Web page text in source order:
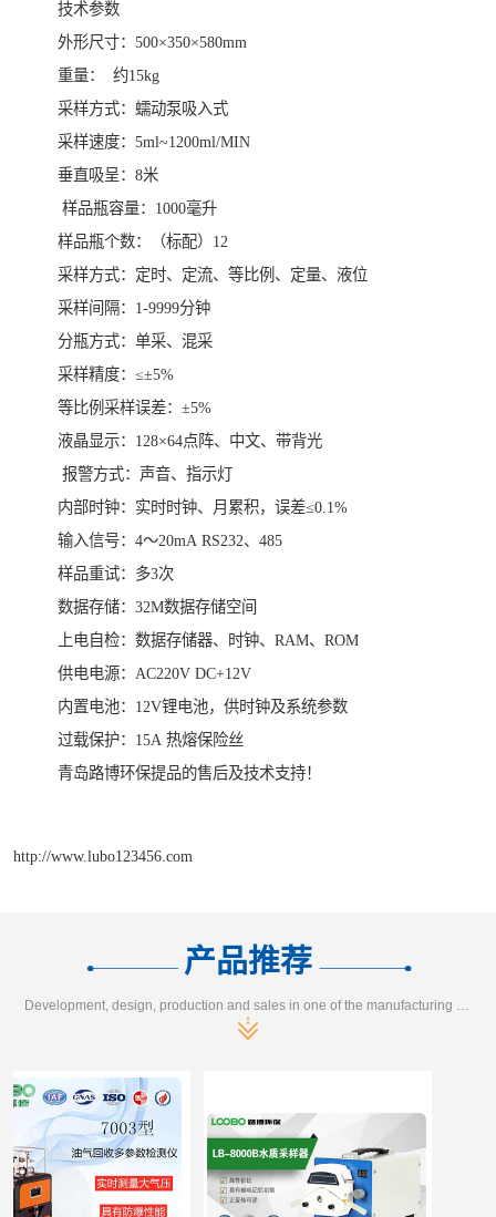
技术参数
外形尺寸：500×350×580mm
重量： 约15kg
采样方式：蠕动泵吸入式
采样速度：5ml~1200ml/MIN
垂直吸呈：8米
样品瓶容量：1000毫升
样品瓶个数：（标配）12
采样方式：定时、定流、等比例、定量、液位
采样间隔：1-9999分钟
分瓶方式：单采、混采
采样精度：≤±5%
等比例采样误差：±5%
液晶显示：128×64点阵、中文、带背光
报警方式：声音、指示灯
内部时钟：实时时钟、月累积，误差≤0.1%
输入信号：4～20mA RS232、485
样品重试：多3次
数据存储：32M数据存储空间
上电自检：数据存储器、时钟、RAM、ROM
供电电源：AC220V DC+12V
内置电池：12V锂电池，供时钟及系统参数
过载保护：15A 热熔保险丝
青岛路博环保提品的售后及技术支持！
http://www.lubo123456.com
产品推荐